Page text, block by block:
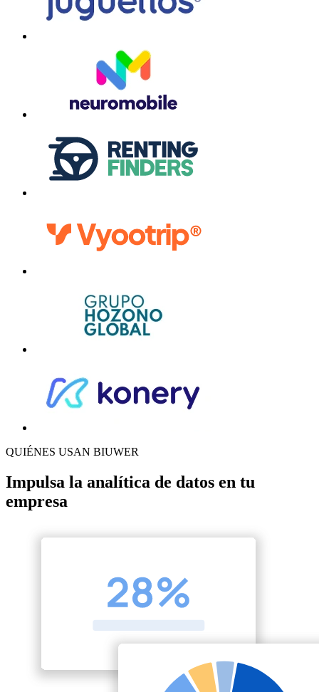
QUIÉNES USAN BIUWER
Impulsa la analítica de datos en tu
empresa